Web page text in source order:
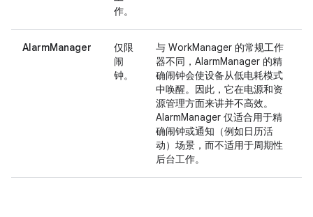
作。
AlarmManager
仅限
闹
钟。
与 WorkManager 的常规工作
器不同，AlarmManager 的精
确闹钟会使设备从低电耗模式
中唤醒。因此，它在电源和资
源管理方面来讲并不高效。
AlarmManager 仅适合用于精
确闹钟或通知（例如日历活
动）场景，而不适用于周期性
后台工作。